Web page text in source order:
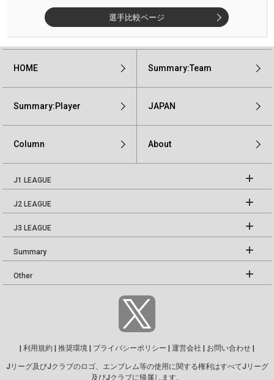
選手比較ページ
HOME Summary:Team
Summary:Player JAPAN
Column About
J1 LEAGUE
J2 LEAGUE
J3 LEAGUE
Summary
Other
利用規約 推奨環境 プライバシーポリシー 運営会社 お問い合わせ
Jリーグ及びJクラブのロゴ、エンブレム等の使用に関する権利はすべてJリーグ
及びJクラブに帰属します。